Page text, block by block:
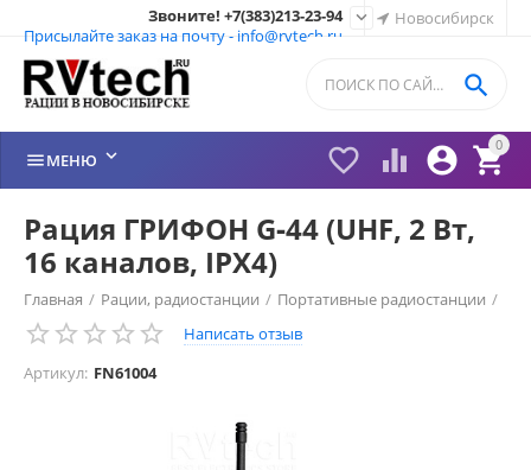
Новосибирск
Звоните! +7(383)213-23-94
Присылайте заказ на почту - info@rvtech.ru

0


 

МЕНЮ 
Рация ГРИФОН G‑44 (UHF, 2 Вт,
16 каналов, IPX4)
Главная / Рации, радиостанции / Портативные радиостанции /
Рации Грифон (Россия) / Рации Грифон
Написать отзыв
Артикул: FN61004